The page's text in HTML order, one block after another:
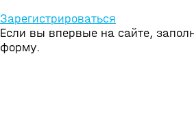
Зарегистрироваться
Если вы впервые на сайте,
форму.